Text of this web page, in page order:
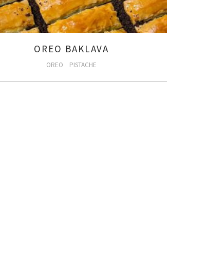
OREO BAKLAVA
OREO PISTACHE